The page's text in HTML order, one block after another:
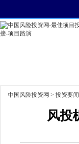
中国风险投资网 > 投资要闻
风投